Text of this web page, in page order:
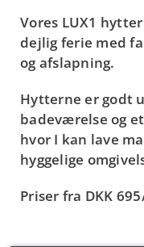
Vores LUX1
dejlig ferie med
og afslapning.
Hytterne er godt
badeværelse og
hvor I kan lave
hyggelige
Priser fra DKK